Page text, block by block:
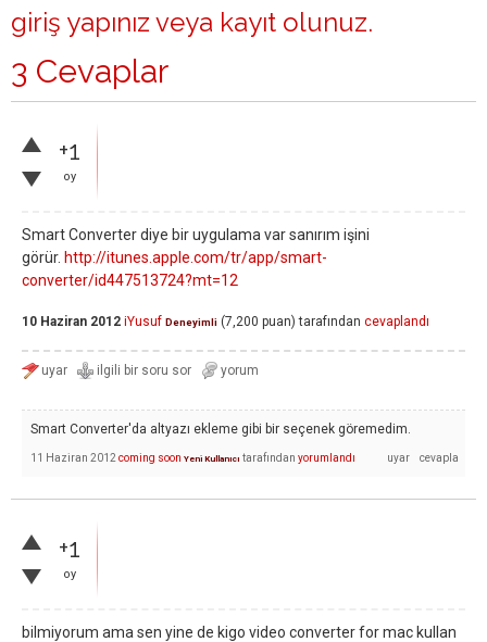
giriş yapınız veya kayıt olunuz.
3 Cevaplar
+1
oy
Smart Converter diye bir uygulama var sanırım işini
görür. http://itunes.apple.com/tr/app/smart-
converter/id447513724?mt=12
10 Haziran 2012 iYusuf Deneyimli (7,200 puan) tarafından cevaplandı
Smart Converter'da altyazı ekleme gibi bir seçenek göremedim.
11 Haziran 2012 coming soon Yeni Kullanıcı tarafından yorumlandı
+1
oy
bilmiyorum ama sen yine de kigo video converter for mac kullan